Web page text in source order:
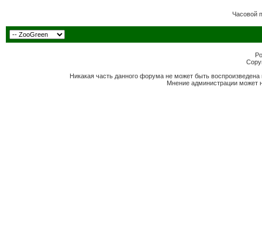
Часовой
Никакая часть данного форума не может быть
Мнение администрации может